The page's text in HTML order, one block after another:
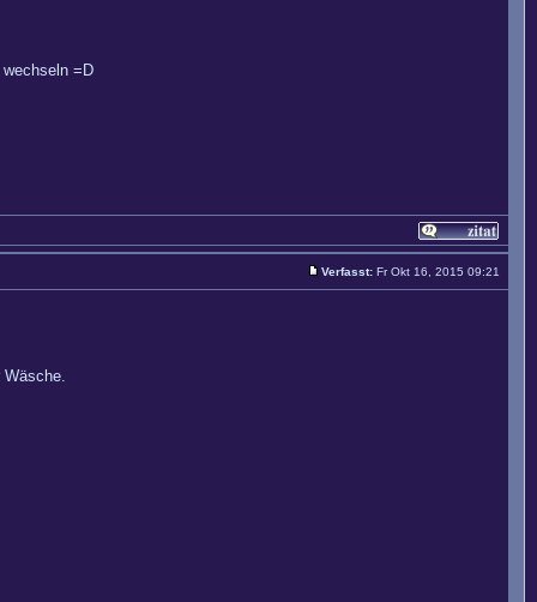
=D
Verfasst: Fr Okt 16, 2015 09:21
Wäsche.